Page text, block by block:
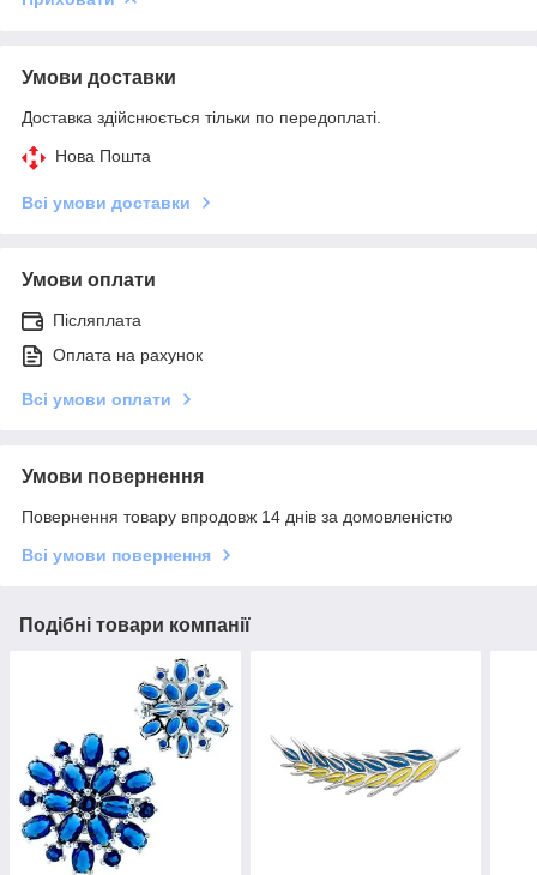
Умови доставки
Доставка здійснюється тільки по передоплаті.
Нова Пошта
Всі умови доставки
Умови оплати
Післяплата
Оплата на рахунок
Всі умови оплати
Умови повернення
Повернення товару впродовж 14 днів за домовленістю
Всі умови повернення
Подібні товари компанії